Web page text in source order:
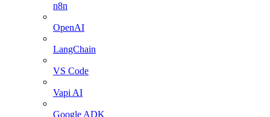
n8n
OpenAI
LangChain
VS Code
Vapi AI
Google ADK